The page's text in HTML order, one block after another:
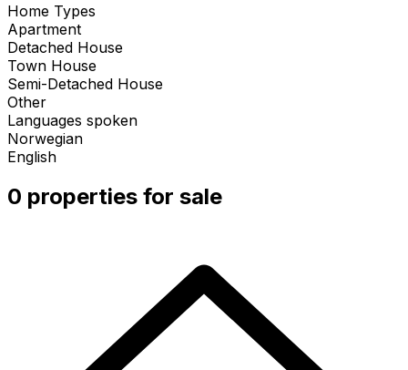
Home Types
Apartment
Detached House
Town House
Semi-Detached House
Other
Languages spoken
Norwegian
English
0 properties for sale